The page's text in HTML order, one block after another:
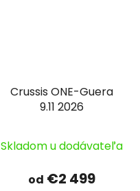
Crussis ONE-Guera
9.11 2026
Skladom u dodávateľa
od €2 499